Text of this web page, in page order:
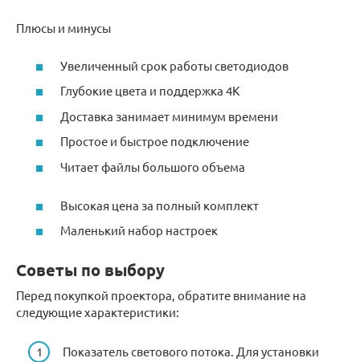
Плюсы и минусы
Увеличенный срок работы светодиодов
Глубокие цвета и поддержка 4K
Доставка занимает минимум времени
Простое и быстрое подключение
Читает файлы большого объема
Высокая цена за полный комплект
Маленький набор настроек
Советы по выбору
Перед покупкой проектора, обратите внимание на
следующие характеристики:
Показатель светового потока. Для установки